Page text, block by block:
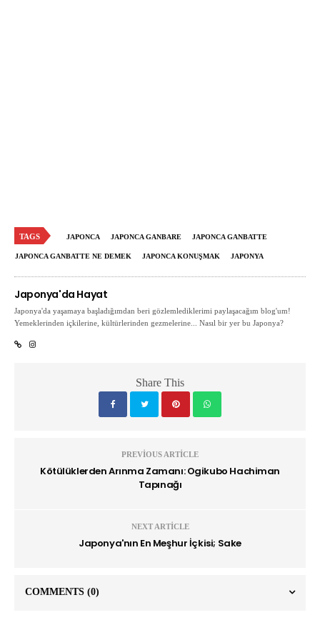
TAGS JAPONCA JAPONCA GANBARE JAPONCA GANBATTE
JAPONCA GANBATTE NE DEMEK JAPONCA KONUŞMAK JAPONYA
Japonya'da Hayat
Japonya'da yaşamaya başladığımdan beri gözlemlediklerimi paylaşacağım blog'um!
Yemeklerinden içkilerine, kültürlerinden gezmelerine... Nasıl bir yer bu Japonya?
Share This
PREVIOUS ARTICLE
Kötülüklerden Arınma Zamanı: Ogikubo Hachiman
Tapınağı
NEXT ARTICLE
Japonya'nın En Meşhur İçkisi; Sake
COMMENTS (0)